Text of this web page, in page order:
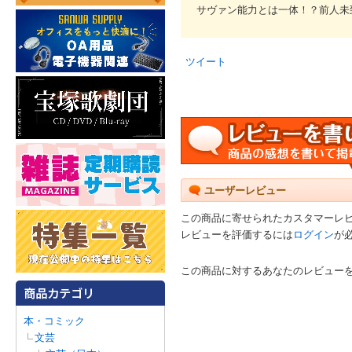
本・コミック
文芸
サヴァン能力とは一体！？前人
ツイート
ユーザーレビュー
この商品に寄せられたカスタマーレ
レビューを評価するには ログインが
この商品に対するあなたのレビュー